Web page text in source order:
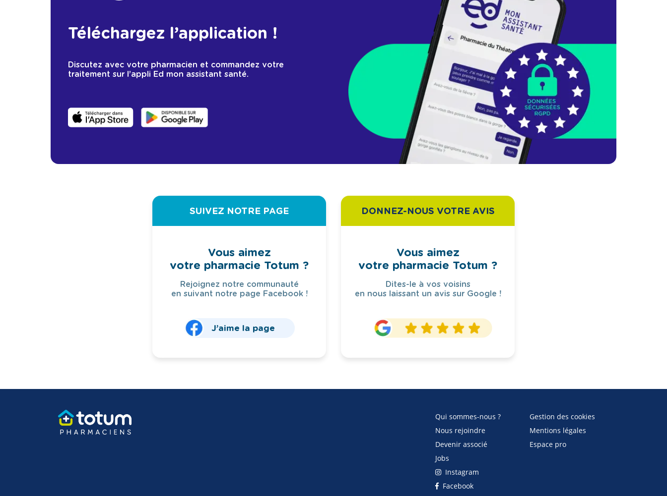
Téléchargez l’application !
Discutez avec votre pharmacien et commandez votre
traitement sur l’appli Ed mon assistant santé.
SUIVEZ NOTRE PAGE
Vous aimez
votre pharmacie Totum ?
Rejoignez notre communauté
en suivant notre page Facebook !
J’aime la page
DONNEZ-NOUS VOTRE AVIS
Vous aimez
votre pharmacie Totum ?
Dites-le à vos voisins
en nous laissant un avis sur Google !
Qui sommes-nous ?
Nous rejoindre
Devenir associé
Jobs
Instagram
Facebook
Gestion des cookies
Mentions légales
Espace pro